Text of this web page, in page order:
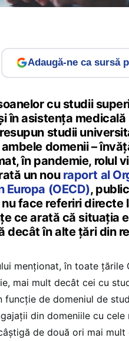
Adaugă-ne ca sursă
cu studii
în asistența
studii
domenii –
în pandemie, rolul
un nou raport al
Europa (OECD),
face referiri directe
ce arată că situația
decât în alte țări din
menționat, în toate țările
mai mult decât cei cu
funcție de domeniul de
din domeniile cu
de două ori mai